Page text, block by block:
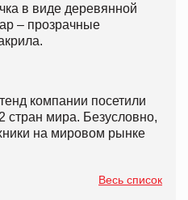
в виде деревянной
– прозрачные
компании посетили
стран мира. Безусловно,
на мировом рынке
Весь список